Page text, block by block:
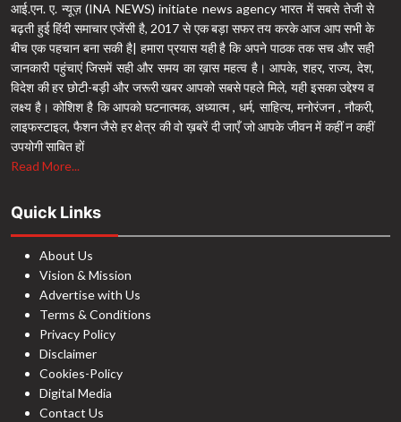
आई.एन. ए. न्यूज़ (INA NEWS) initiate news agency भारत में सबसे तेजी से
बढ़ती हुई हिंदी समाचार एजेंसी है, 2017 से एक बड़ा सफर तय करके आज आप सभी के
बीच एक पहचान बना सकी है| हमारा प्रयास यही है कि अपने पाठक तक सच और सही
जानकारी पहुंचाएं जिसमें सही और समय का ख़ास महत्व है। आपके, शहर, राज्य, देश,
विदेश की हर छोटी-बड़ी और जरूरी खबर आपको सबसे पहले मिले, यही इसका उद्देश्य व
लक्ष्य है। कोशिश है कि आपको घटनात्मक, अध्यात्म , धर्म, साहित्य, मनोरंजन , नौकरी,
लाइफस्टाइल, फैशन जैसे हर क्षेत्र की वो ख़बरें दी जाएँ जो आपके जीवन में कहीं न कहीं
उपयोगी साबित हों
Read More...
Quick Links
About Us
Vision & Mission
Advertise with Us
Terms & Conditions
Privacy Policy
Disclaimer
Cookies-Policy
Digital Media
Contact Us